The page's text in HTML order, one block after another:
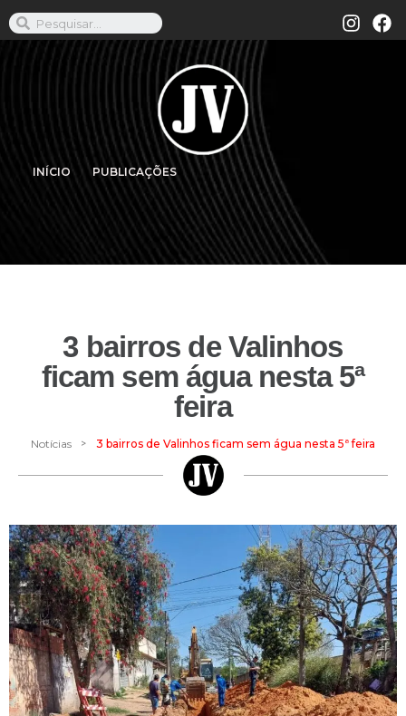
INÍCIO PUBLICAÇÕES
3 bairros de Valinhos
ficam sem água nesta 5ª
feira
Notícias > 3 bairros de Valinhos ficam sem água nesta 5ª feira